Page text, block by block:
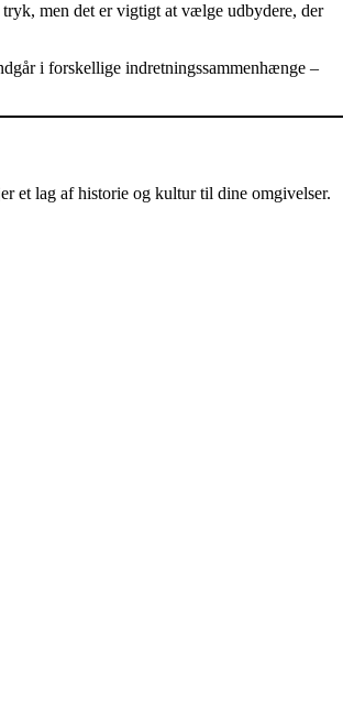
men det er vigtigt at vælge udbydere, der
i forskellige indretningssammenhænge –
et lag af historie og kultur til dine omgivelser.